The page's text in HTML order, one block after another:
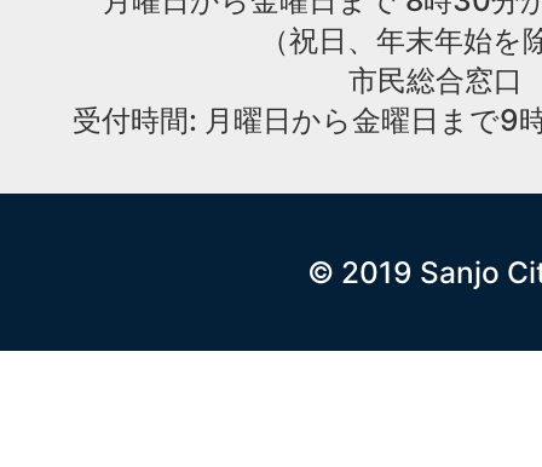
（祝日、年末年始を
市民総合窓口
受付時間: 月曜日から金曜日まで9
© 2019 Sanjo